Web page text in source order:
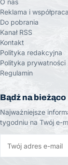
O nas
Reklama i współpraca
Do pobrania
Kanał RSS
Kontakt
Polityka redakcyjna
Polityka prywatności
Regulamin
Bądź na bieżąco
Najważniejsze
tygodniu na Twój e-